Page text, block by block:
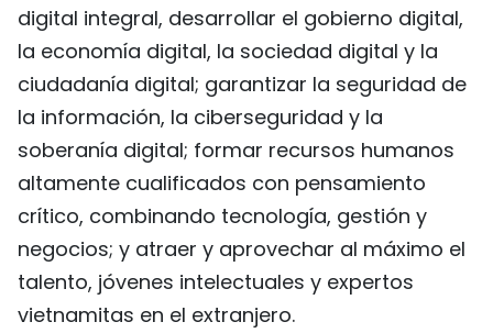
digital integral, desarrollar el gobierno digital,
la economía digital, la sociedad digital y la
ciudadanía digital; garantizar la seguridad de
la información, la ciberseguridad y la
soberanía digital; formar recursos humanos
altamente cualificados con pensamiento
crítico, combinando tecnología, gestión y
negocios; y atraer y aprovechar al máximo el
talento, jóvenes intelectuales y expertos
vietnamitas en el extranjero.